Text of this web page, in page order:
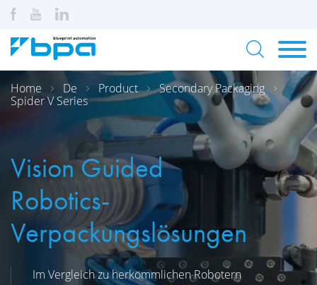
Home De Product
Secondary Packaging
Spider V Series
Vision Guided
Robotics-
Verpackungslösungen
Im Vergleich zu herkömmlichen Robotern